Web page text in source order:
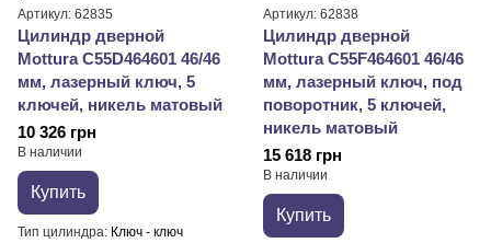
Артикул: 62835
Цилиндр дверной
Mottura C55D464601 46/46
мм, лазерный ключ, 5
ключей, никель матовый
10 326 грн
В наличии
Купить
Тип цилиндра Ключ - ключ
Артикул: 62838
Цилиндр дверной
Mottura C55F464601 46/46
мм, лазерный ключ, под
поворотник, 5 ключей,
никель матовый
15 618 грн
В наличии
Купить